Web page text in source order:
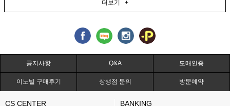
더보기 +
공지사항 Q&A 도매인증
이노빌 구매후기 상생점 문의 방문예약
CS CENTER BANKING